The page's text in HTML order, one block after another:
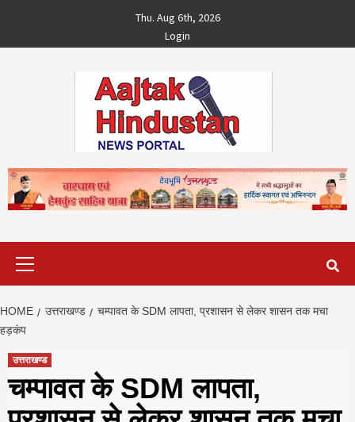
content
Thu. Aug 6th, 2026
Login
HOME उत्तराखण्ड
चम्पावत के SDM लापता, प्रशासन से लेकर शासन तक मचा
हड़कंप
उत्तराखण्ड
चम्पावत के SDM लापता,